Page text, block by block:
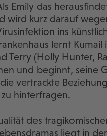
Emily das
wird kurz darauf
ins
lernt Kumail
Terry (Holly Hunter,
und beginnt, seine
vertrackte
hinterfragen.
des
liegt in der